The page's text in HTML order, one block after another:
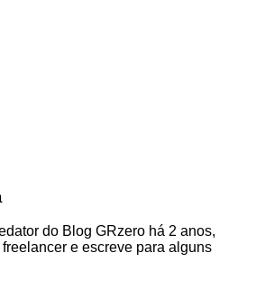
do Blog GRzero há 2 anos,
e escreve para alguns